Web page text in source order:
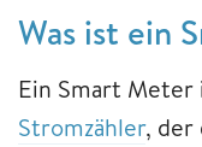
Was ist ein
Ein Smart Meter
Stromzähler, der